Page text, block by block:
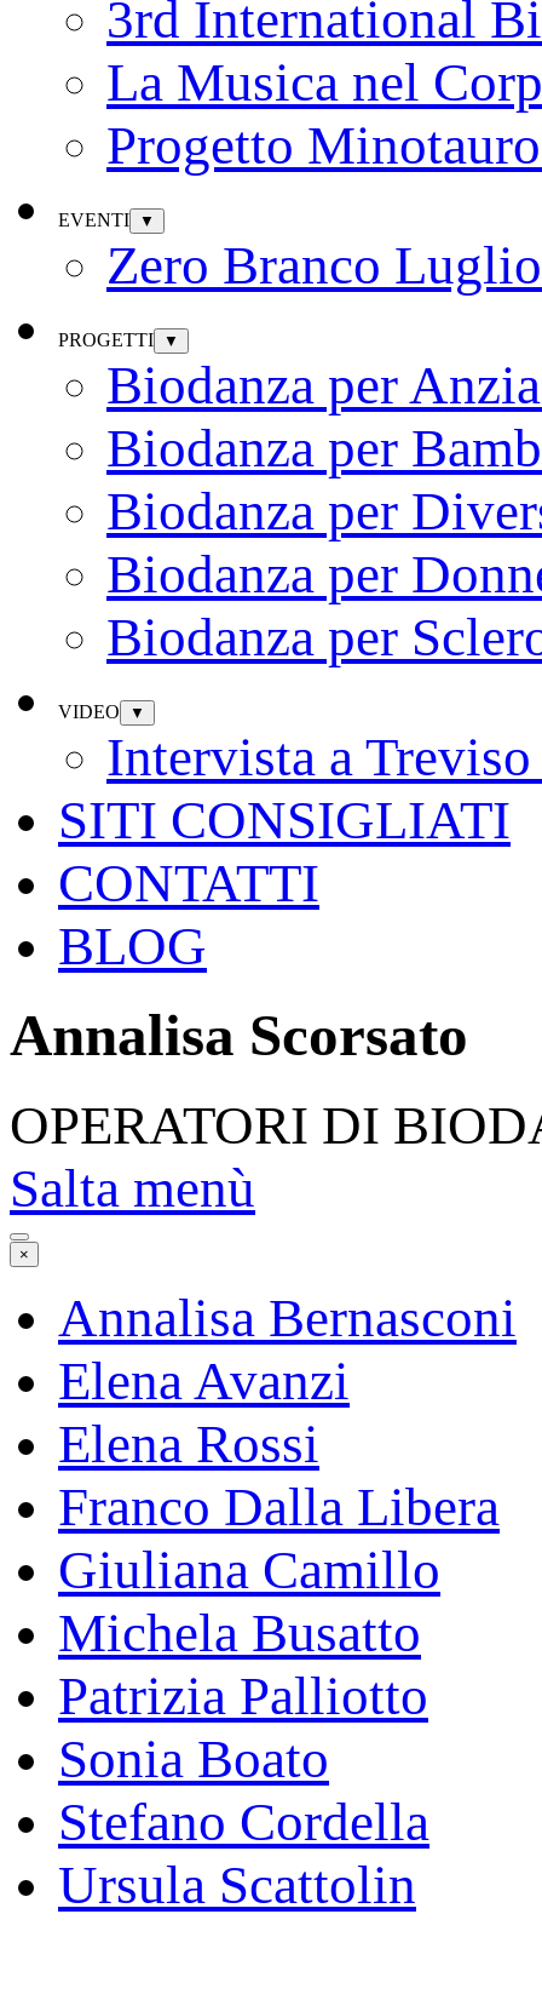
3rd International
La Musica nel
Progetto
EVENTI ▼
Zero Branco
PROGETTI ▼
Biodanza per
Biodanza per
Biodanza per
Biodanza per
Biodanza per
VIDEO ▼
Intervista a
SITI CONSIGLIATI
CONTATTI
BLOG
Annalisa Scorsato
OPERATORI DI
Salta menù
×
Annalisa Bernasconi
Elena Avanzi
Elena Rossi
Franco Dalla Libera
Giuliana Camillo
Michela Busatto
Patrizia Palliotto
Sonia Boato
Stefano Cordella
Ursula Scattolin